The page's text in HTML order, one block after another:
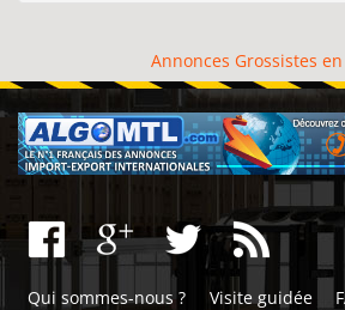
Annonces Grossistes
Qui sommes-nous ? Visite guidée